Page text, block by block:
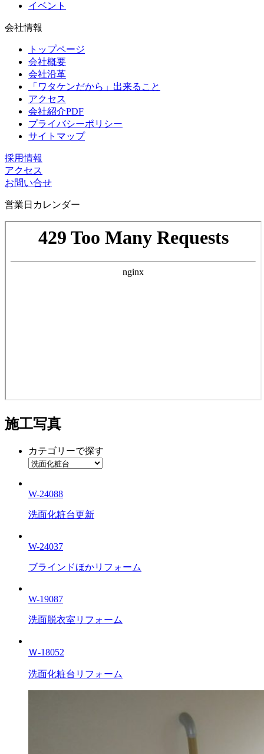
イベント
会社情報
トップページ
会社概要
会社沿革
「ワタケンだから」出来ること
アクセス
会社紹介PDF
プライバシーポリシー
サイトマップ
採用情報
アクセス
お問い合せ
営業日カレンダー
施工写真
カテゴリーで探す
W-24088
洗面化粧台更新
W-24037
ブラインドほかリフォーム
W-19087
洗面脱衣室リフォーム
Ｗ-18052
洗面化粧台リフォーム